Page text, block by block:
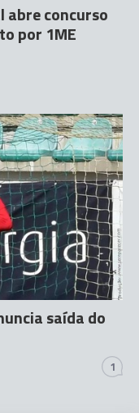
concurso
por 1ME
saída do
1